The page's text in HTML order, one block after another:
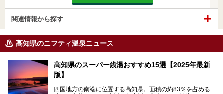
関連情報から探す
高知県のニフティ温泉ニュース
高知県のスーパー銭湯おすすめ15選【2025年最新
版】
四国地方の南端に位置する高知県。面積の約83％を占める